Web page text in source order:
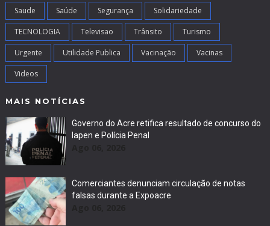
Saude Saúde Segurança Solidariedade
TECNOLOGIA Televisao Trânsito Turismo
Urgente Utilidade Publica Vacinação Vacinas
Videos
MAIS NOTÍCIAS
Governo do Acre retifica resultado de concurso do
Iapen e Polícia Penal
Comerciantes denunciam circulação de notas
falsas durante a Expoacre